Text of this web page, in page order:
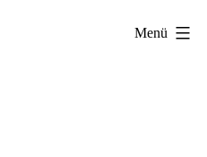
Menü